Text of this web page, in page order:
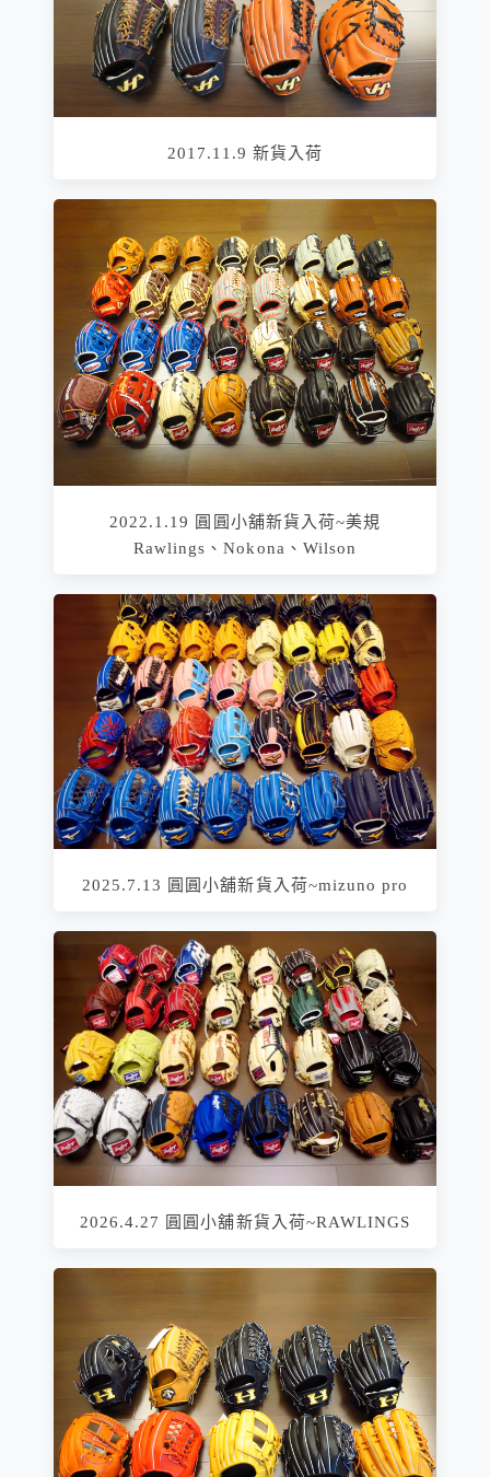
2017.11.9 新貨入荷
2022.1.19 圓圓小舖新貨入荷~美規
Rawlings、Nokona、Wilson
2025.7.13 圓圓小舖新貨入荷~mizuno pro
2026.4.27 圓圓小舖新貨入荷~RAWLINGS